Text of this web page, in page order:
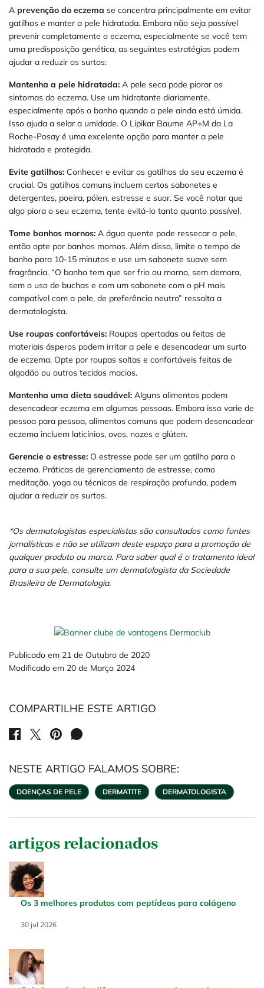
A prevenção do eczema se concentra principalmente em evitar
gatilhos e manter a pele hidratada. Embora não seja possível
prevenir completamente o eczema, especialmente se você tem
uma predisposição genética, as seguintes estratégias podem
ajudar a reduzir os surtos:
Mantenha a pele hidratada: A pele seca pode piorar os
sintomas do eczema. Use um hidratante diariamente,
especialmente após o banho quando a pele ainda está úmida.
Isso ajuda a selar a umidade. O Lipikar Baume AP+M da La
Roche-Posay é uma excelente opção para manter a pele
hidratada e protegida.
Evite gatilhos: Conhecer e evitar os gatilhos do seu eczema é
crucial. Os gatilhos comuns incluem certos sabonetes e
detergentes, poeira, pólen, estresse e suor. Se você notar que
algo piora o seu eczema, tente evitá-lo tanto quanto possível.
Tome banhos mornos: A água quente pode ressecar a pele,
então opte por banhos mornos. Além disso, limite o tempo de
banho para 10-15 minutos e use um sabonete suave sem
fragrância. “O banho tem que ser frio ou morno, sem demora,
sem o uso de buchas e com um sabonete com o pH mais
compatível com a pele, de preferência neutro” ressalta a
dermatologista.
Use roupas confortáveis: Roupas apertadas ou feitas de
materiais ásperos podem irritar a pele e desencadear um surto
de eczema. Opte por roupas soltas e confortáveis feitas de
algodão ou outros tecidos macios.
Mantenha uma dieta saudável: Alguns alimentos podem
desencadear eczema em algumas pessoas. Embora isso varie de
pessoa para pessoa, alimentos comuns que podem desencadear
eczema incluem laticínios, ovos, nozes e glúten.
Gerencie o estresse: O estresse pode ser um gatilho para o
eczema. Práticas de gerenciamento de estresse, como
meditação, yoga ou técnicas de respiração profunda, podem
ajudar a reduzir os surtos.
*Os dermatologistas especialistas são consultados como fontes
jornalísticas e não se utilizam deste espaço para a promoção de
qualquer produto ou marca. Para saber qual é o tratamento ideal
para a sua pele, consulte um dermatologista da Sociedade
Brasileira de Dermatologia.
Publicado em 21 de Outubro de 2020
Modificado em 20 de Março 2024
COMPARTILHE ESTE ARTIGO
SHARE ON FACEBOOK
SHARE ON TWITTER
SHARE ON PINTEREST
SHARE ON WHATSAPP
NESTE ARTIGO FALAMOS SOBRE:
DOENÇAS DE PELE DERMATITE DERMATOLOGISTA
artigos relacionados
Os 3 melhores produtos com peptídeos para colágeno
Creation Date:
30 jul 2026
Update Date: